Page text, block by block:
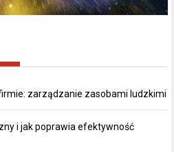
zarządzanie zasobami ludzkimi
i jak poprawia efektywność